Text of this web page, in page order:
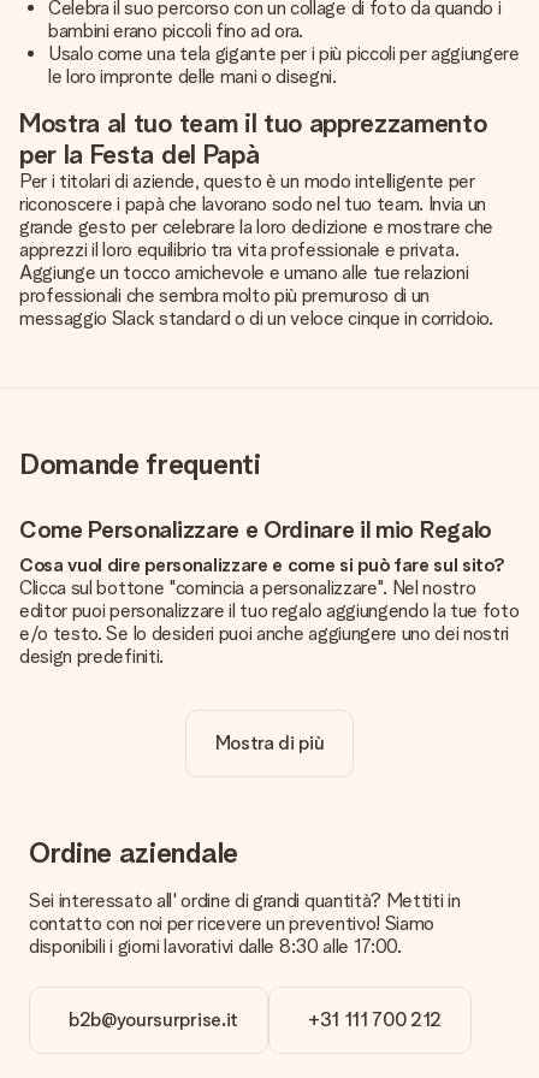
Celebra il suo percorso con un collage di foto da quando i
bambini erano piccoli fino ad ora.
Usalo come una tela gigante per i più piccoli per aggiungere
le loro impronte delle mani o disegni.
Mostra al tuo team il tuo apprezzamento
per la Festa del Papà
Per i titolari di aziende, questo è un modo intelligente per
riconoscere i papà che lavorano sodo nel tuo team. Invia un
grande gesto per celebrare la loro dedizione e mostrare che
apprezzi il loro equilibrio tra vita professionale e privata.
Aggiunge un tocco amichevole e umano alle tue relazioni
professionali che sembra molto più premuroso di un
messaggio Slack standard o di un veloce cinque in corridoio.
Domande frequenti
Come Personalizzare e Ordinare il mio Regalo
Cosa vuol dire personalizzare e come si può fare sul sito?
Clicca sul bottone "comincia a personalizzare". Nel nostro
editor puoi personalizzare il tuo regalo aggiungendo la tue foto
e/o testo. Se lo desideri puoi anche aggiungere uno dei nostri
design predefiniti.
Certo! Il prezzo mostrato include sempre la personalizzazione
Vogliamo assicurarci che tu sia completamente soddisfatto
del tuo regalo. Per questo è importante utilizzare foto di alta
nostro servizio clienti e includi la foto insieme al regalo che
vuoi ordinare. Potranno verificare la qualità per te!
Puoi usare i formati JPG e PNG. Se hai bisogno di aiuto
contatta il servizio clienti.
Mostra di più
Ordine aziendale
Sei interessato all' ordine di grandi quantità? Mettiti in
contatto con noi per ricevere un preventivo! Siamo
disponibili i giorni lavorativi dalle 8:30 alle 17:00.
b2b@yoursurprise.it +31 111 700 212